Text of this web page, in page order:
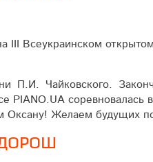
IІІ Все­украин­ском
П.И. Чай­ков­ского.
Оксану! Желаем будущих